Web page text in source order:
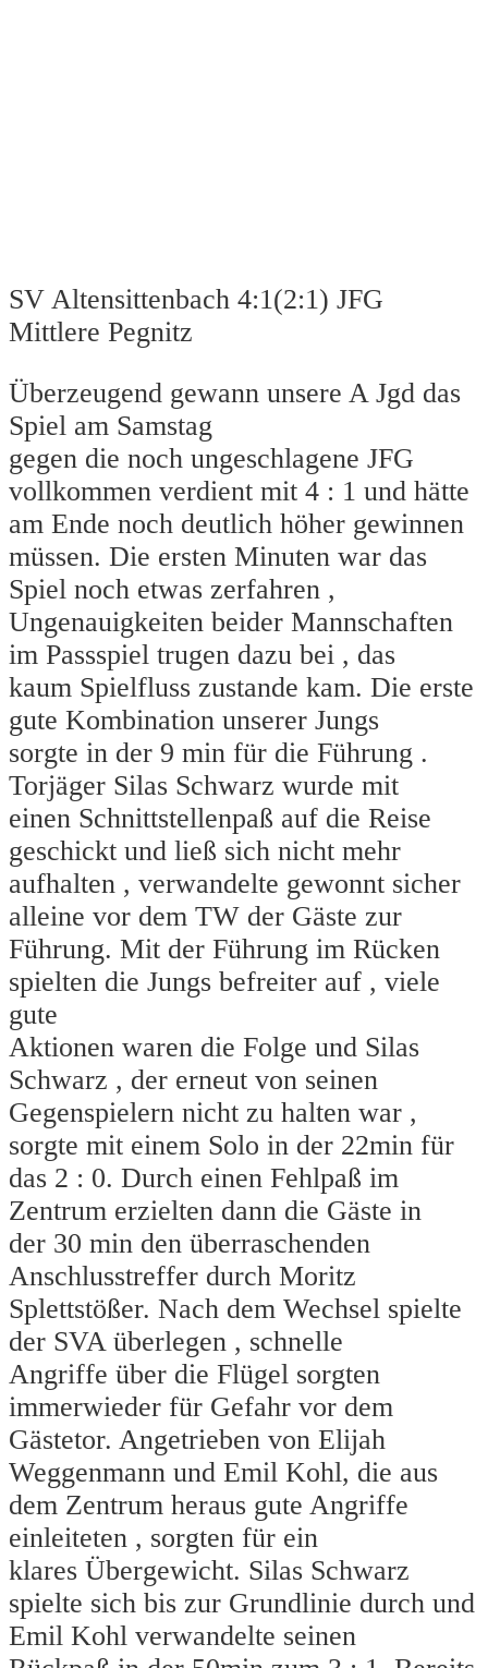
SV Altensittenbach 4:1(2:1) JFG
Mittlere Pegnitz
Überzeugend gewann unsere A Jgd das
Spiel am Samstag
gegen die noch ungeschlagene JFG
vollkommen verdient mit 4 : 1 und hätte
am Ende noch deutlich höher gewinnen
müssen. Die ersten Minuten war das
Spiel noch etwas zerfahren ,
Ungenauigkeiten beider Mannschaften
im Passspiel trugen dazu bei , das
kaum Spielfluss zustande kam. Die erste
gute Kombination unserer Jungs
sorgte in der 9 min für die Führung .
Torjäger Silas Schwarz wurde mit
einen Schnittstellenpaß auf die Reise
geschickt und ließ sich nicht mehr
aufhalten , verwandelte gewonnt sicher
alleine vor dem TW der Gäste zur
Führung. Mit der Führung im Rücken
spielten die Jungs befreiter auf , viele
gute
Aktionen waren die Folge und Silas
Schwarz , der erneut von seinen
Gegenspielern nicht zu halten war ,
sorgte mit einem Solo in der 22min für
das 2 : 0. Durch einen Fehlpaß im
Zentrum erzielten dann die Gäste in
der 30 min den überraschenden
Anschlusstreffer durch Moritz
Splettstößer. Nach dem Wechsel spielte
der SVA überlegen , schnelle
Angriffe über die Flügel sorgten
immerwieder für Gefahr vor dem
Gästetor. Angetrieben von Elijah
Weggenmann und Emil Kohl, die aus
dem Zentrum heraus gute Angriffe
einleiteten , sorgten für ein
klares Übergewicht. Silas Schwarz
spielte sich bis zur Grundlinie durch und
Emil Kohl verwandelte seinen